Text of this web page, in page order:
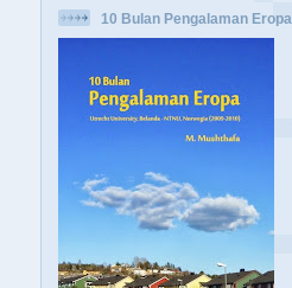
10 Bulan Pengalaman Eropa